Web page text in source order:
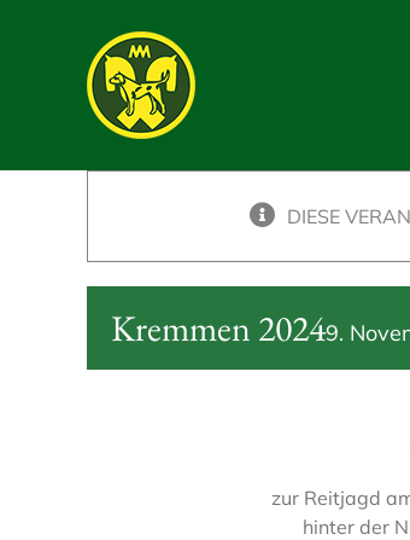
DIESE
Kremmen 20249.
zur Reitjagd
hinter der